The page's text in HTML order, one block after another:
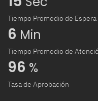
Tiempo Promedio de Espera
Tiempo Promedio de
6 Min
Tasa de Aprobación
96 %